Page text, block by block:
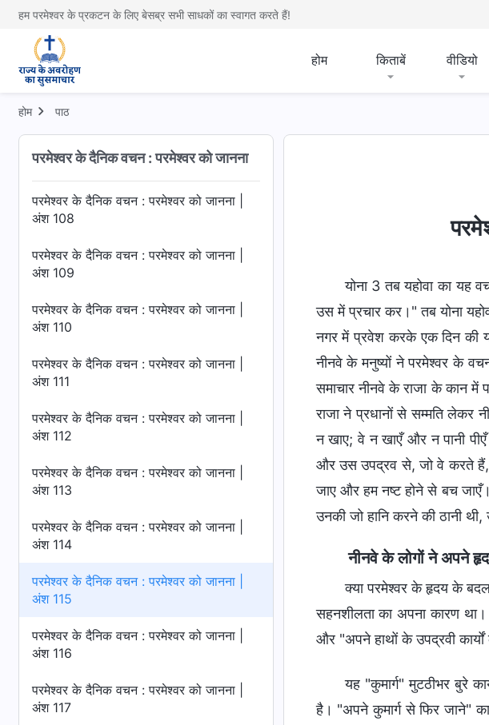
हम परमेश्वर के प्रकटन के लिए बेसब्र सभी साधकों का स्वागत करते हैं!
होम किताबें वीडियो
होम पाठ
परमेश्वर के दैनिक वचन : परमेश्वर को जानना
परमेश्वर के दैनिक वचन : परमेश्वर को जानना |
अंश 105
अंश 106
परमेश्वर के दैनिक वचन : परमेश्वर को जानना |
अंश 107
परमेश्वर के दैनिक वचन : परमेश्वर को जानना |
अंश 108
परमेश्वर के दैनिक वचन : परमेश्वर को जानना |
अंश 109
परमेश्वर के दैनिक वचन : परमेश्वर को जानना |
अंश 110
परमेश्वर के दैनिक वचन : परमेश्वर को जानना |
अंश 111
परमेश्वर के दैनिक वचन : परमेश्वर को जानना |
अंश 112
परमेश्वर के दैनिक वचन : परमेश्वर को जानना |
अंश 113
परमेश्वर के दैनिक वचन : परमेश्वर को जानना |
अंश 114
परमेश्वर के दैनिक वचन : परमेश्वर को जानना |
अंश 115
परमेश्वर के दैनिक वचन : परमेश्वर को जानना |
अंश 116
परमेश्वर के दैनिक वचन : परमेश्वर को जानना |
अंश 117
योना 3 तब यहोवा का यह
उस में प्रचार कर।" तब योना
नगर में प्रवेश करके एक दिन की
नीनवे के मनुष्यों ने परमेश्‍वर के
समाचार नीनवे के राजा के कान
राजा ने प्रधानों से सम्मति लेकर
न खाए; वे न खाएँ और न पानी
और उस उपद्रव से, जो वे करते हैं,
जाए और हम नष्‍ट होने से बच
उनकी जो हानि करने की ठानी
नीनवे के लोगों ने अपने
क्या परमेश्वर के हृदय के
सहनशीलता का अपना कारण
और "अपने हाथों के उपद्रवी
यह "कुमार्ग" मुटठीभर बुरे
है। "अपने कुमार्ग से फिर जाने" का